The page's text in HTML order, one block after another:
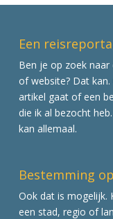
Een
Ben je op zoek
of website? Dat
artikel gaat of een
die ik al bezocht
kan allemaal.
Bestemming
Ook dat is mogelijk.
een stad, regio of